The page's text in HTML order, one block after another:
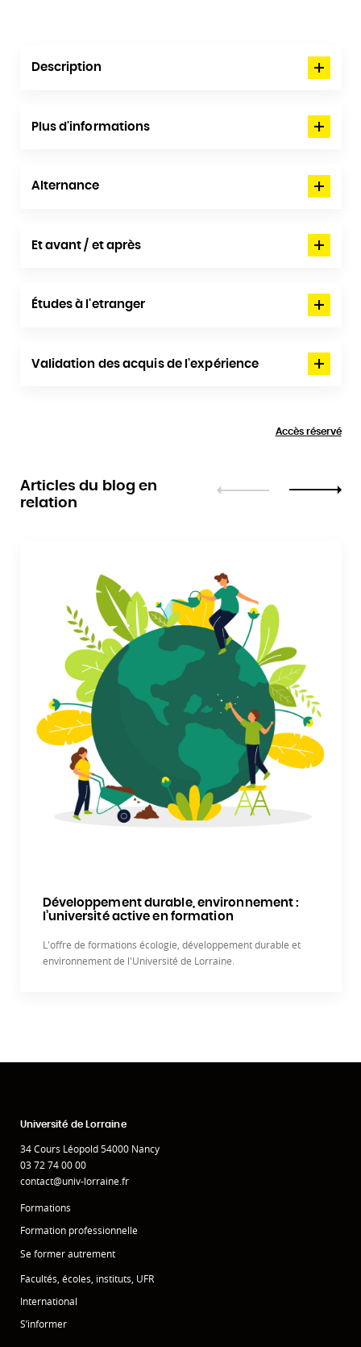
Description
Plus d'informations
Alternance
Et avant / et après
Études à l'etranger
Validation des acquis de l'expérience
Accès réservé
Articles du blog en
relation
Développement durable, environnement :
l’université active en formation
L'offre de formations écologie, développement durable et
environnement de l'Université de Lorraine.
Université de Lorraine
34 Cours Léopold 54000 Nancy
03 72 74 00 00
contact@univ-lorraine.fr
Formations
Formation professionnelle
Se former autrement
Facultés, écoles, instituts, UFR
International
S’informer